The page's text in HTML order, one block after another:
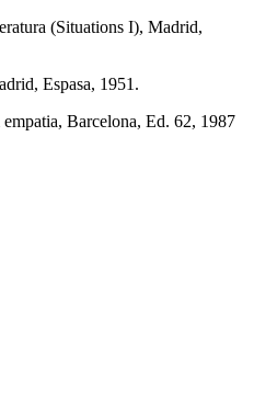
(Situations I), Madrid,
Espasa, 1951.
Barcelona, Ed. 62, 1987